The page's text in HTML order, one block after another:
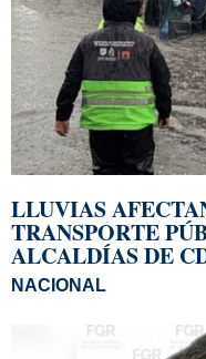
LLUVIAS
TRANSPORTE
ALCALDÍAS DE
NACIONAL